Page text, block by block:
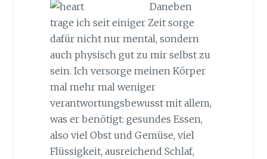
Daneben
trage ich seit einiger Zeit sorge
dafür nicht nur mental, sondern
auch physisch gut zu mir selbst zu
sein. Ich versorge meinen Körper
mal mehr mal weniger
verantwortungsbewusst mit allem,
was er benötigt: gesundes Essen,
also viel Obst und Gemüse, viel
Flüssigkeit, ausreichend Schlaf,